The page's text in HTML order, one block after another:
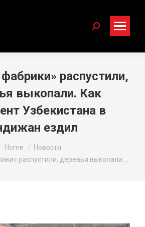
Search:
распустили,
выкопали. Как
Узбекистана в
ездил
Home
Новости
распустили, деревья выкопали.…